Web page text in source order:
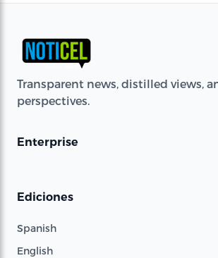
Transparent news, distilled views,
perspectives.
Enterprise
Ediciones
Spanish
English